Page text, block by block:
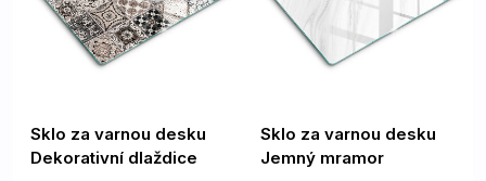
Sklo za varnou desku
Dekorativní dlaždice
Sklo za varnou desku
Jemný mramor